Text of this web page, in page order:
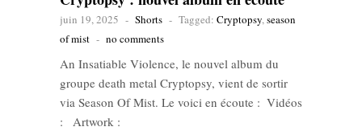
juin 19, 2025 - Shorts - Tagged: Cryptopsy,season
of mist - no comments
An Insatiable Violence, le nouvel album du
groupe death metal Cryptopsy, vient de sortir
via Season Of Mist. Le voici en écoute : Vidéos
: Artwork :